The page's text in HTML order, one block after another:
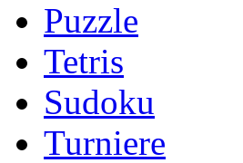
Puzzle
Tetris
Sudoku
Turniere